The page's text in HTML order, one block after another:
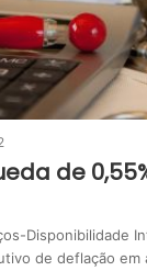
de
Disponibilidade
de deflação em